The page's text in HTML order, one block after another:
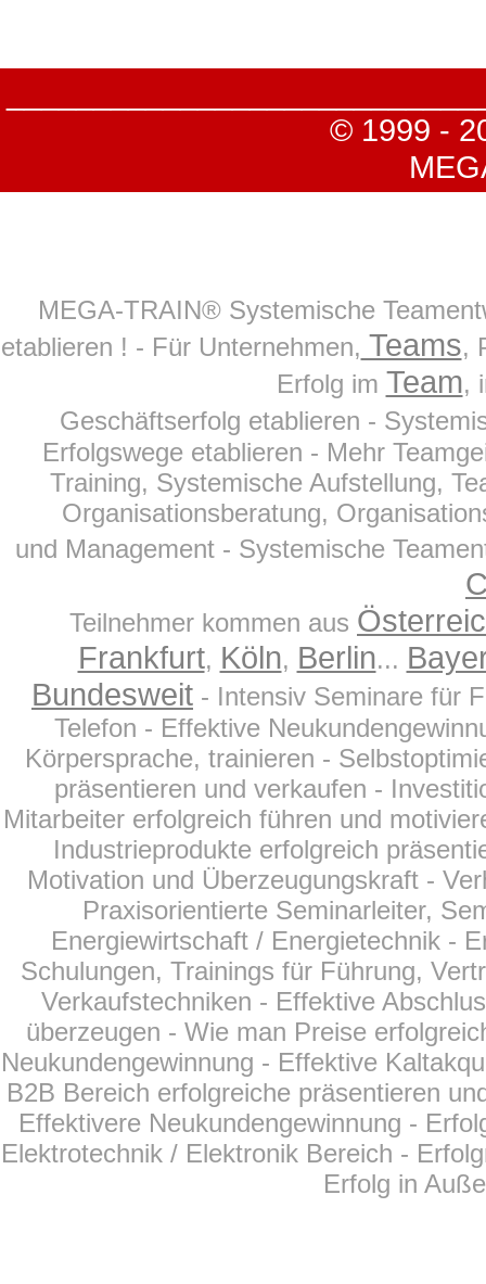
© 1999 -
MEGA-TRAIN® Systemische
etablieren ! - Für Unternehmen, Teams,
Erfolg im Team,
Geschäftserfolg etablieren -
Erfolgswege etablieren - Mehr
Training, Systemische Aufstellung,
Organisationsberatung,
und Management - Systemische
Teilnehmer kommen aus
Frankfurt, Köln, Berlin...
Bundesweit - Intensiv Seminare für
Telefon - Effektive
Körpersprache, trainieren -
präsentieren und verkaufen -
Mitarbeiter erfolgreich führen und
Industrieprodukte erfolgreich
Motivation und Überzeugungskraft -
Praxisorientierte Seminarleiter,
Energiewirtschaft / Energietechnik -
Schulungen, Trainings für Führung,
Verkaufstechniken - Effektive
überzeugen - Wie man Preise
Neukundengewinnung - Effektive
B2B Bereich erfolgreiche präsentieren
Effektivere Neukundengewinnung -
Elektrotechnik / Elektronik Bereich -
Erfolg in